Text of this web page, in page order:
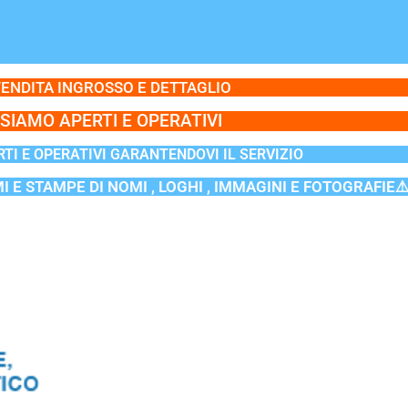
INGROSSO E DETTAGLIO
SIAMO APERTI E OPERATIVI
E OPERATIVI GARANTENDOVI IL SERVIZIO
E STAMPE DI NOMI , LOGHI , IMMAGINI E